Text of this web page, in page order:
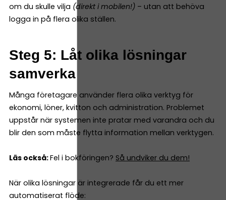
om du skulle vilja (direkt i mobilen!) – utan att behöva
logga in på flera olika ställen.
Steg 5: Låt olika lösningar
samverka
Många företagare använder flera olika verktyg för
ekonomi, löner, kvitton och administration. Problemet
uppstår när systemen inte pratar med varandra och du
blir den som måste flytta information mellan verktygen.
Läs också:Fel i bokföringen? Så undviker du dem!
När olika lösningar är integrerade får du ett mer
automatiserat flöde: